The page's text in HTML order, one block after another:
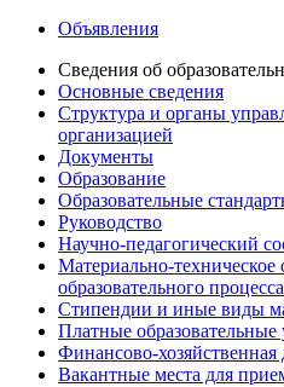
Объявления
Сведения об
Основные сведения
Структура и органы
организацией
Документы
Образование
Образовательные
Руководство
Научно-педагогический
Материально-
образовательного
Стипендии и иные виды
Платные образовательные
Финансово-хозяйственная
Вакантные места для